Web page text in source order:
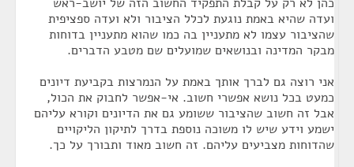
ועדה שהיא באמת נוגעת לכלל הציבור ולא ועדה ספציפית
שהציבור עצמו לא מתעניין בה כמו שהוא מתעניין בדוחות
מבקר המדינה ובנושאים שמועלים שם מטבע הדברים.
אני רוצה גם לברך אותך באמת על הנמרצות בקביעת דיונים
כמעט בכל נושא אפשרי חשוב. אי-אפשר לחבוק את הכול,
אבל זה חשוב שהציבור ששומע גם את הדיונים וקורא עליהם
ישמע וידע שיש לו משוכה נוספת בדרך לתיקון הליקויים
שהדוחות מצביעים עליהם. זה חשוב מאוד ותבורך על כך.